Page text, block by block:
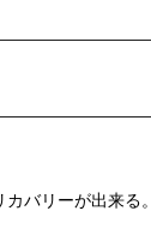
バリーが出来る。